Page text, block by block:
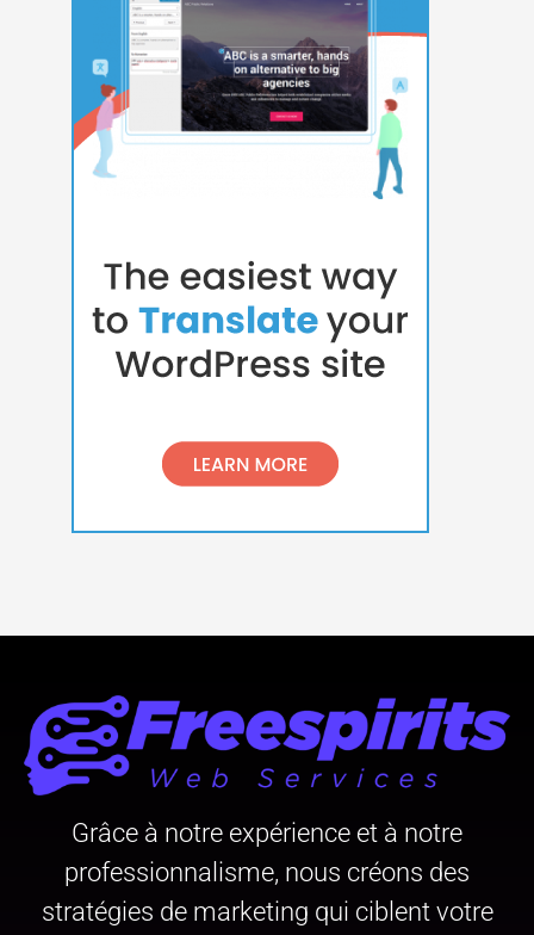
Grâce à notre expérience et à notre
professionnalisme, nous créons des
stratégies de marketing qui ciblent votre